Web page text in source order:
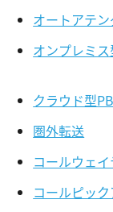
オートアテン
オンプレミス
クラウド型
圏外転送
コールウェ
コールピッ